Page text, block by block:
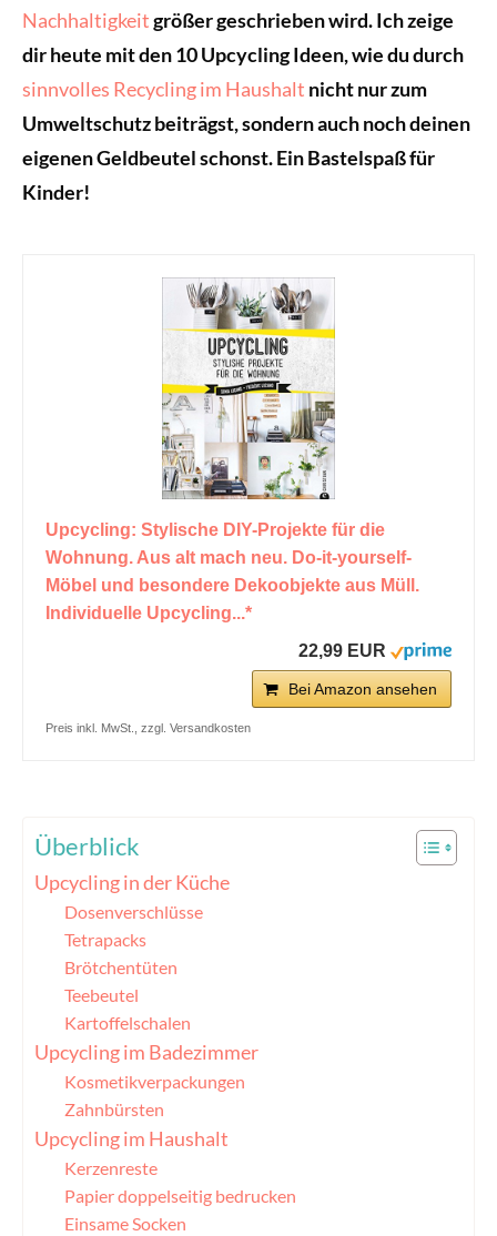
Nachhaltigkeitgrößer geschrieben wird. Ich zeige
dir heute mit den 10 Upcycling Ideen, wie du durch
sinnvolles Recycling im Haushalt nicht nur zum
Umweltschutz beiträgst, sondern auch noch deinen
eigenen Geldbeutel schonst. Ein Bastelspaß für
Kinder!
Upcycling: Stylische DIY-Projekte für die
Wohnung. Aus alt mach neu. Do-it-yourself-
Möbel und besondere Dekoobjekte aus Müll.
Individuelle Upcycling...*
22,99 EUR
Bei Amazon ansehen
Preis inkl. MwSt., zzgl. Versandkosten
Überblick
Upcycling in der Küche
Dosenverschlüsse
Tetrapacks
Brötchentüten
Teebeutel
Kartoffelschalen
Upcycling im Badezimmer
Kosmetikverpackungen
Zahnbürsten
Upcycling im Haushalt
Kerzenreste
Papier doppelseitig bedrucken
Einsame Socken